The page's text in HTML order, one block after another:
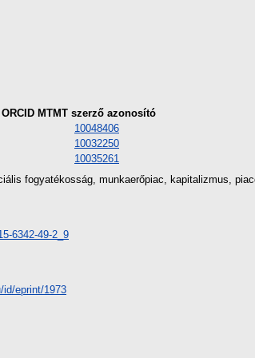
ORCID MTMT szerző azonosító
10048406
10032250
10035261
fogyatékosság, munkaerőpiac, kapitalizmus,
6342-49-2_9
id/eprint/1973